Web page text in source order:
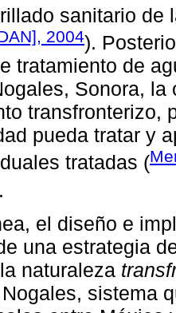
sanitario de
2004).
tratamiento de
Sonora,
transfronterizo,
pueda tratar y
tratadas (
el diseño e
una estrategia
naturaleza
sistema